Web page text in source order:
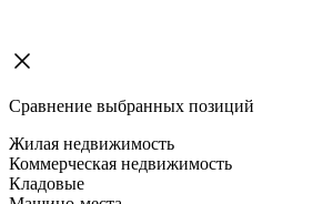
Сравнение выбранных позиций
Жилая недвижимость
Коммерческая недвижимость
Кладовые